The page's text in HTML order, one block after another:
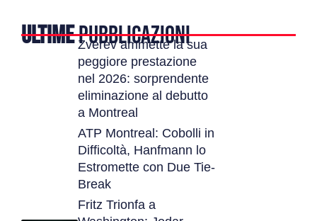
ULTIMEPUBBLICAZIONI
Zverev ammette la sua
peggiore prestazione
nel 2026: sorprendente
eliminazione al debutto
a Montreal
ATP Montreal: Cobolli in
Difficoltà, Hanfmann lo
Estromette con Due Tie-
Break
Fritz Trionfa a